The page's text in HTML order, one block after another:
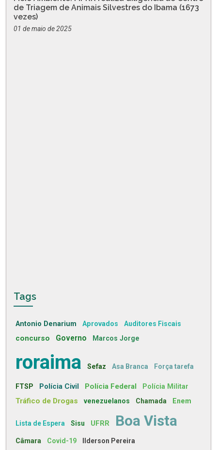
de Triagem de Animais Silvestres do Ibama (1673
vezes)
01 de maio de 2025
Tags
Antonio Denarium Aprovados Auditores Fiscais
concurso Governo Marcos Jorge
roraima Sefaz Asa Branca Força tarefa
FTSP Polícia Civil Polícia Federal Polícia Militar
Tráfico de Drogas venezuelanos Chamada Enem
Lista de Espera Sisu UFRR Boa Vista
Câmara Covid-19 Ilderson Pereira